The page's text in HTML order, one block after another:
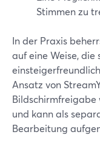
Stimmen zu
In der Praxis
auf eine Weise, die
Ansatz von
und kann als
Bearbeitung